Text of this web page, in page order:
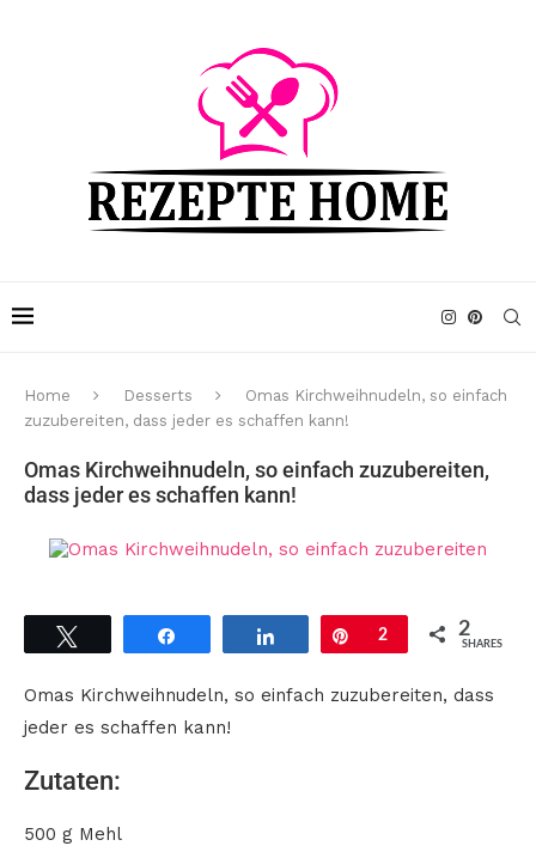
Home Desserts
Omas Kirchweihnudeln, so einfach
zuzubereiten, dass jeder es schaffen kann!
Omas Kirchweihnudeln, so einfach zuzubereiten,
dass jeder es schaffen kann!
Pin
2 2
SHARES
Omas Kirchweihnudeln, so einfach zuzubereiten, dass
jeder es schaffen kann!
Zutaten:
500 g Mehl